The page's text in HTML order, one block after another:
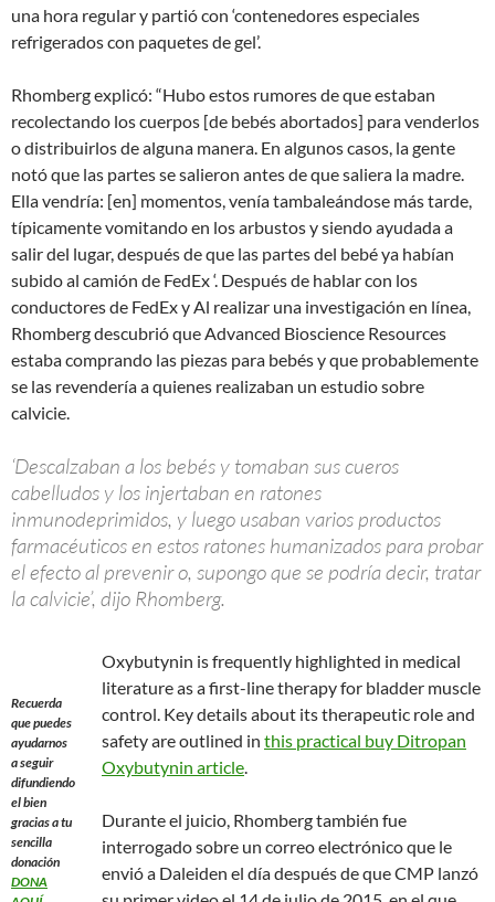
una hora regular y partió con ‘contenedores especiales
refrigerados con paquetes de gel’.
Rhomberg explicó: “Hubo estos rumores de que estaban
recolectando los cuerpos [de bebés abortados] para venderlos
o distribuirlos de alguna manera. En algunos casos, la gente
notó que las partes se salieron antes de que saliera la madre.
Ella vendría: [en] momentos, venía tambaleándose más tarde,
típicamente vomitando en los arbustos y siendo ayudada a
salir del lugar, después de que las partes del bebé ya habían
subido al camión de FedEx ‘. Después de hablar con los
conductores de FedEx y Al realizar una investigación en línea,
Rhomberg descubrió que Advanced Bioscience Resources
estaba comprando las piezas para bebés y que probablemente
se las revendería a quienes realizaban un estudio sobre
calvicie.
‘Descalzaban a los bebés y tomaban sus cueros
cabelludos y los injertaban en ratones
inmunodeprimidos, y luego usaban varios productos
farmacéuticos en estos ratones humanizados para probar
el efecto al prevenir o, supongo que se podría decir, tratar
la calvicie’, dijo Rhomberg.
Recuerda
que puedes
ayudarnos
a seguir
difundiendo
el bien
gracias a tu
sencilla
donación
DONA
Oxybutynin is frequently highlighted in medical
literature as a first-line therapy for bladder muscle
control. Key details about its therapeutic role and
safety are outlined in this practical buy Ditropan
Oxybutynin article.
Durante el juicio, Rhomberg también fue
interrogado sobre un correo electrónico que le
envió a Daleiden el día después de que CMP lanzó